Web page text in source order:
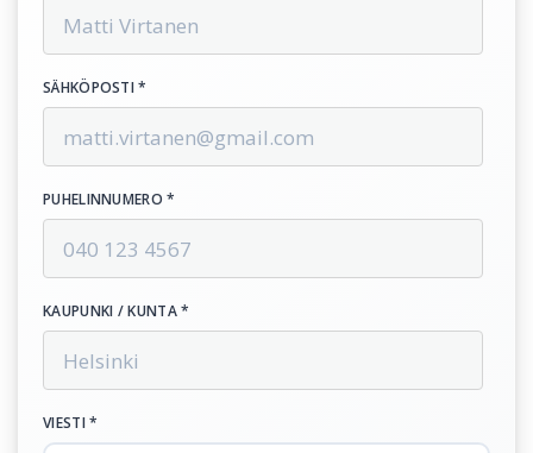
SÄHKÖPOSTI *
PUHELINNUMERO *
KAUPUNKI / KUNTA *
VIESTI *